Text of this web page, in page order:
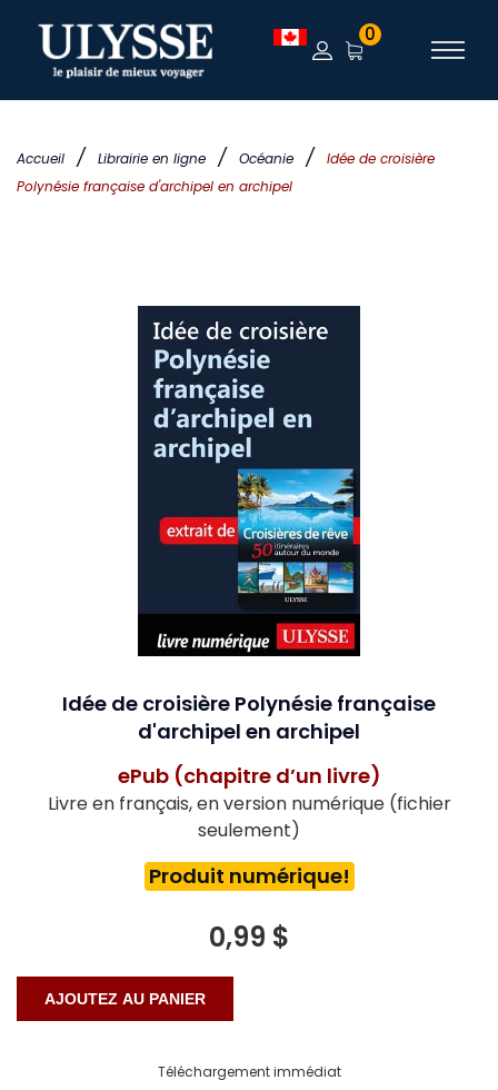
Accueil / Librairie en ligne / Océanie /
Idée de croisière
Polynésie française d'archipel en archipel
0
Idée de croisière Polynésie française
d'archipel en archipel
ePub (chapitre d’un livre)
Livre en français, en version numérique (fichier
seulement)
Produit numérique!
0,99 $
Téléchargement immédiat